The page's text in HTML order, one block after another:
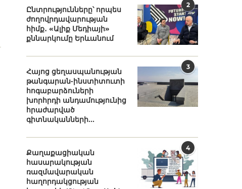
2
Ընտրությունները՝ որպես
ժողովրդավարության
հիմք․ «Ալիք Մեդիայի»
քննարկումը Երևանում
3
Հայոց ցեղասպանության
թանգարան-ինստիտուտի
հոգաբարձուների
խորհրդի անդամությունից
հրաժարված
գիտնականների...
4
Քաղաքացիական
հասարակության
ռազմավարական
հաղորդակցության